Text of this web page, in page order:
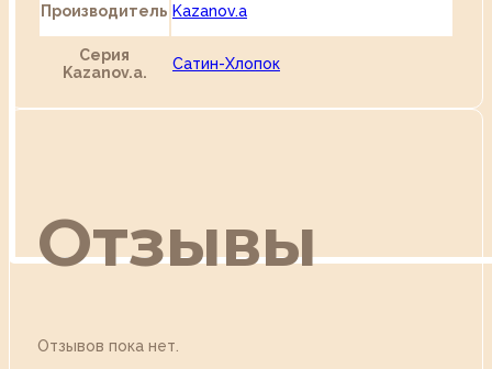
Производитель Kazanov.a
Серия
Kazanov.a.
Сатин-Хлопок
Отзывы
Отзывов пока нет.